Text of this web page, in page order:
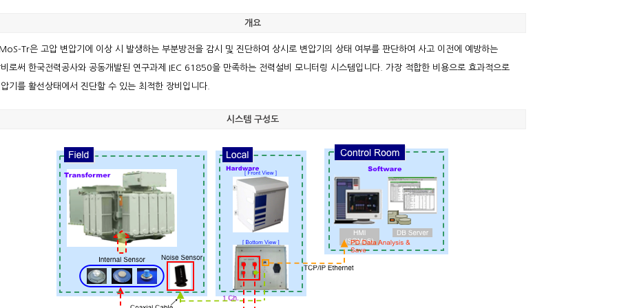
개요
Tr은 고압 변압기에 이상 시 발생하는 부분방전을 감시 및 진단하여 상시로 변압기의 상태 여부를 판단하여 사고 이전에 예방하는
비로써 한국전력공사와 공동개발된 연구과제 IEC 61850을 만족하는 전력설비 모니터링 시스템입니다. 가장 적합한 비용으로 효과적으로
압기를 활선상태에서 진단할 수 있는 최적한 장비입니다.
시스템 구성도